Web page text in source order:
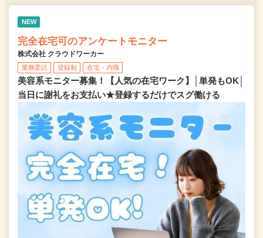
NEW
完全在宅可のアンケートモニター
株式会社 クラウドワーカー
業務委託 登録制 在宅・内職
美容系モニター募集！【人気の在宅ワーク】│単発もOK│
当日に謝礼をお支払い★登録するだけでスグ働ける